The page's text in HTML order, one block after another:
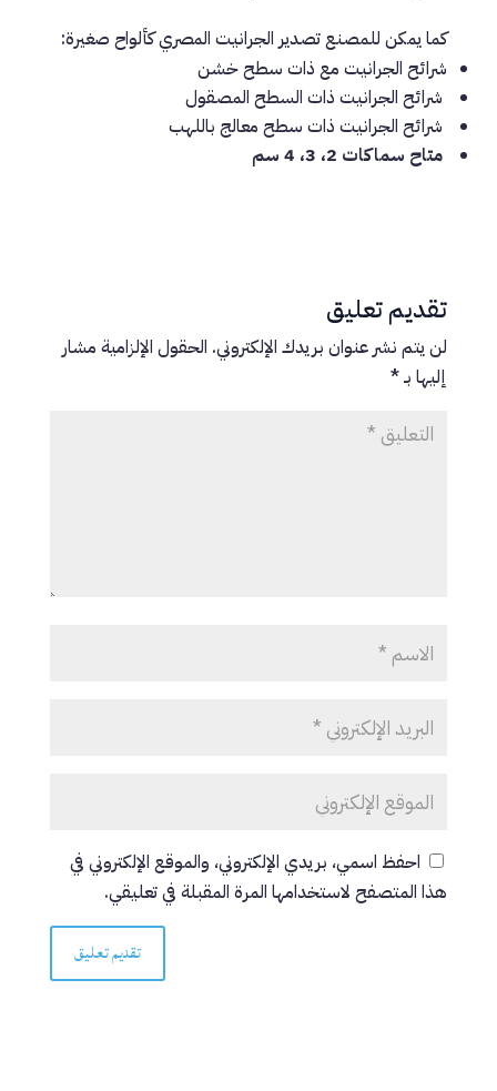
كما يمكن للمصنع تصدير الجرانيت المصري كألواح صغيرة:
شرائح الجرانيت مع ذات سطح خشن
شرائح الجرانيت ذات السطح المصقول
شرائح الجرانيت ذات سطح معالج باللهب
متاح سماكات 2، 3، 4 سم
تقديم تعليق
لن يتم نشر عنوان بريدك الإلكتروني. الحقول الإلزامية مشار
إليها بـ*
احفظ اسمي، بريدي الإلكتروني، والموقع الإلكتروني في
هذا المتصفح لاستخدامها المرة المقبلة في تعليقي.